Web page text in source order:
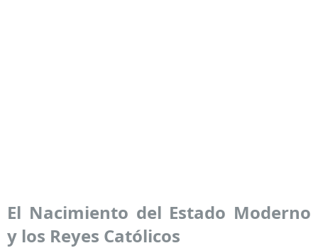
El Nacimiento del Estado Moderno
y los Reyes Católicos